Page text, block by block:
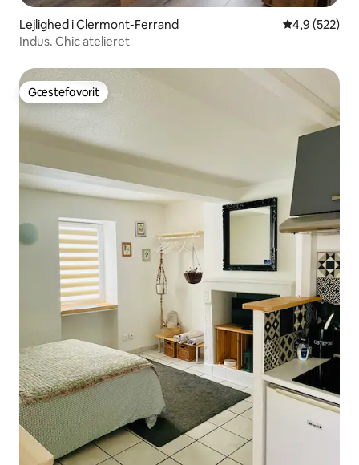
Lejlighed i Clermont-Ferrand 4,9 ud af 5 i
4,9 (522)
Indus. Chic atelieret
Gæstefavorit
Gæstefavorit